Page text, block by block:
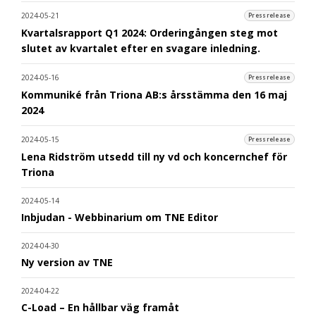
2024-05-21 Pressrelease
Kvartalsrapport Q1 2024: Orderingången steg mot
slutet av kvartalet efter en svagare inledning.
2024-05-16 Pressrelease
Kommuniké från Triona AB:s årsstämma den 16 maj
2024
2024-05-15 Pressrelease
Lena Ridström utsedd till ny vd och koncernchef för
Triona
2024-05-14
Inbjudan - Webbinarium om TNE Editor
2024-04-30
Ny version av TNE
2024-04-22
C-Load – En hållbar väg framåt